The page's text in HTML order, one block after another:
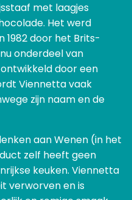
met laagjes
Het werd
1982 door het Brits-
onderdeel van
door een
Viennetta vaak
zijn naam en de
aan Wenen (in het
zelf heeft geen
keuken. Viennetta
verworven en is